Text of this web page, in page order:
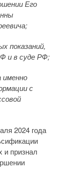
Его
показаний,
и в суде РФ;
именно
с
2024 года
и признал